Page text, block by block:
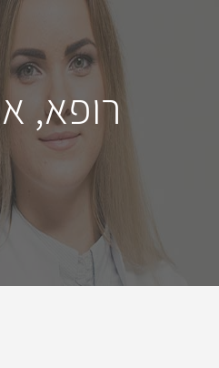
רופא,